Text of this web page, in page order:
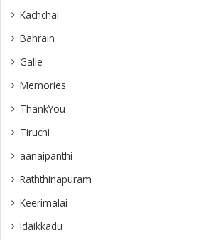
Kachchai
Bahrain
Galle
Memories
ThankYou
Tiruchi
aanaipanthi
Raththinapuram
Keerimalai
Idaikkadu